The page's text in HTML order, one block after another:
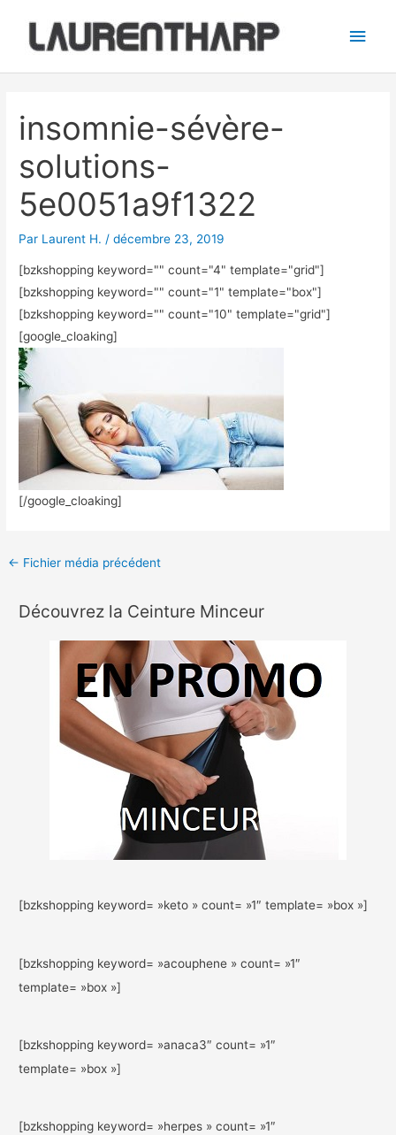
contenu
insomnie-sévère-
solutions-
5e0051a9f1322
Par Laurent H. /décembre 23, 2019
[bzkshopping keyword="" count="4" template="grid"]
[bzkshopping keyword="" count="1" template="box"]
[bzkshopping keyword="" count="10" template="grid"]
[google_cloaking]
[/google_cloaking]
articles
← Fichier média précédent
Découvrez la Ceinture Minceur
[bzkshopping keyword= »keto » count= »1″ template= »box »]
[bzkshopping keyword= »acouphene » count= »1″
template= »box »]
[bzkshopping keyword= »anaca3″ count= »1″
template= »box »]
[bzkshopping keyword= »herpes » count= »1″